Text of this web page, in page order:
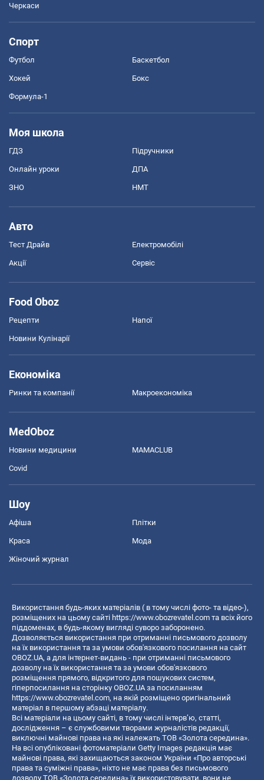
Черкаси
Спорт
Футбол Баскетбол
Хокей Бокс
Формула-1
Моя школа
ГДЗ Підручники
Онлайн уроки ДПА
ЗНО НМТ
Авто
Тест Драйв Електромобілі
Акції Сервіс
Food Oboz
Рецепти Напої
Новини Кулінарії
Економіка
Ринки та компанії Макроекономіка
MedOboz
Новини медицини MAMACLUB
Covid
Шоу
Афіша Плітки
Краса Мода
Жіночий журнал
Використання будь-яких матеріалів ( в тому числі фото- та відео-),
розміщених на цьому сайті https://www.obozrevatel.com та всіх його
піддоменах, в будь-якому вигляді суворо заборонено.
Дозволяється використання при отриманні письмового дозволу
на їх використання та за умови обов'язкового посилання на сайт
OBOZ.UA, а для інтернет-видань - при отриманні письмового
дозволу на їх використання та за умови обов'язкового
розміщення прямого, відкритого для пошукових систем,
гіперпосилання на сторінку OBOZ.UA за посиланням
https://www.obozrevatel.com, на якій розміщено оригінальний
матеріал в першому абзаці матеріалу.
Всі матеріали на цьому сайті, в тому числі інтерв’ю, статті,
дослідження – є службовими творами журналістів редакції,
виключні майнові права на які належать ТОВ «Золота середина».
На всі опубліковані фотоматеріали Getty Images редакція має
майнові права, які захищаються законом України «Про авторські
права та суміжні права», ніхто не має права без письмового
дозволу ТОВ «Золота середина» їх використовувати, вони не